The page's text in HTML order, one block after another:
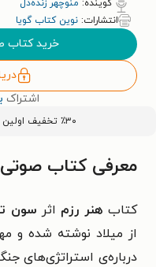
گوینده: منوچهر زنده‌دل
انتشارات: نوین کتاب گویا
خرید کتاب
اشتراک
٪۳۰ تخفیف اولین خرید کتاب با کد
معرفی کتاب صوتی
کتاب هنر رزم اثر سون
از میلاد نوشته شده و
درباره‌ی استراتژی‌های